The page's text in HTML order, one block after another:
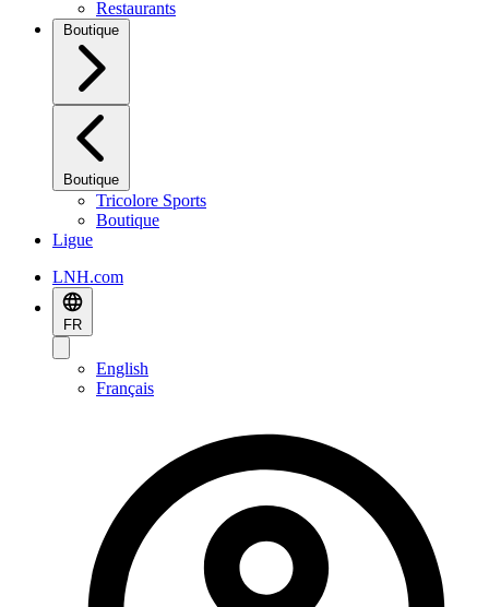
Restaurants
Boutique
Boutique
Tricolore Sports
Boutique
Ligue
LNH.com
FR
English
Français